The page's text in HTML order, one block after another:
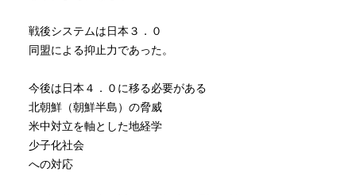
戦後システムは日本３．０
同盟による抑止力であった。
今後は日本４．０に移る必要がある
北朝鮮（朝鮮半島）の脅威
米中対立を軸とした地経学
少子化社会
への対応